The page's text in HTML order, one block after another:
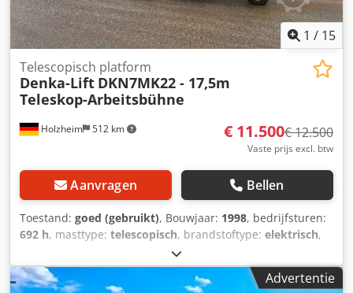
1 / 15
Holzheim 512 km
Telescopisch platform
Denka-Lift DKN7MK22 - 17,5m
Teleskop-Arbeitsbühne
€ 11.500€ 12.500
Vaste prijs excl. btw
Aanvragen Bellen
Toestand: goed (gebruikt), Bouwjaar: 1998, bedrijfsturen:
692 h, masttype: telescopisch, brandstoftype: elektrisch,
Leeggewicht: 2.000 kg Hefvermogen: 200 kg Werkhoogte:
1.750 cm CE-markering: ja Technische staat: goed Optische
staat: goed Max. horizontaal bereik: 1.000 m
Advertentie